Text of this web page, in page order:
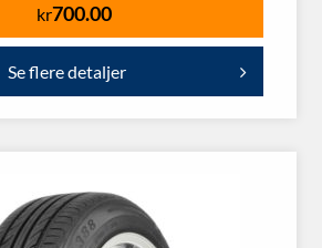
kr700.00
Se flere detaljer